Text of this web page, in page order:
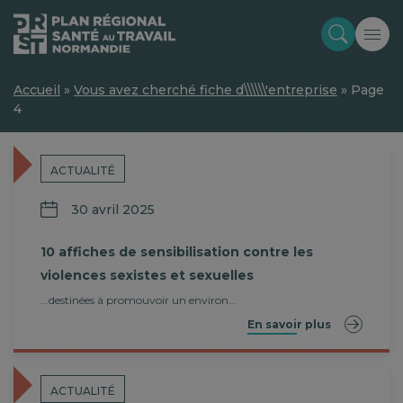
Accueil » Vous avez cherché fiche d\\\\\\'entreprise » Page
4
ACTUALITÉ
30 avril 2025
10 affiches de sensibilisation contre les
violences sexistes et sexuelles
...destinées à promouvoir un environ…
En savoir plus
ACTUALITÉ